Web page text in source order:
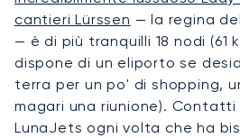
cantieri Lürssen — la regina
— è di più tranquilli 18 nodi (61
dispone di un eliporto se
terra per un po' di shopping,
magari una riunione). Contatti
LunaJets ogni volta che ha